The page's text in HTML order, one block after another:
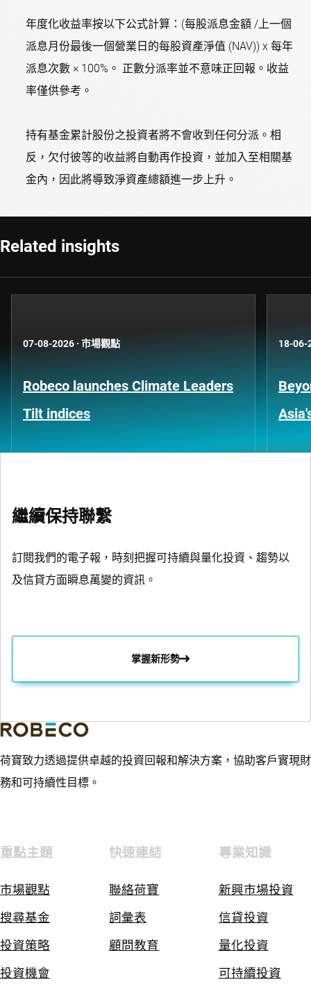
年度化收益率按以下公式計算：(每股派息金額 /上一個
派息月份最後一個營業日的每股資產淨值 (NAV)) x 每年
派息次數 × 100%。 正數分派率並不意味正回報。收益
率僅供參考。
持有基金累計股份之投資者將不會收到任何分派。相
反，欠付彼等的收益將自動再作投資，並加入至相關基
金內，因此將導致淨資產總額進一步上升。
Related insights
07-08-2026 · 市場觀點
Robeco launches Climate Leaders
Tilt indices
18-06-
繼續保持聯繫
訂閱我們的電子報，時刻把握可持續與量化投資、趨勢以
及信貸方面瞬息萬變的資訊。
掌握新形勢
荷寶致力透過提供卓越的投資回報和解決方案，協助客戶實現財
務和可持續性目標。
重點主題
市場觀點
搜尋基金
投資策略
投資機會
快速連結
聯絡荷寶
詞彙表
顧問教育
專業知識
新興市場投資
信貸投資
量化投資
可持續投資